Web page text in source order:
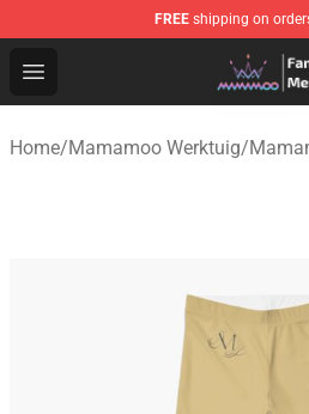
FREE shipping on
Open menu
Mamamoo Store - Official
Home/Mamamoo Werktuig/